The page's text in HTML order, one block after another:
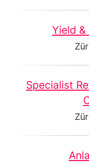
Yield
Specialist